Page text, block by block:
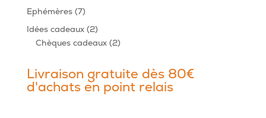
produits
Ephémères 77
produits
Idées cadeaux 22
produits
Chèques cadeaux 22
Livraison gratuite dès 80€
d'achats en point relais